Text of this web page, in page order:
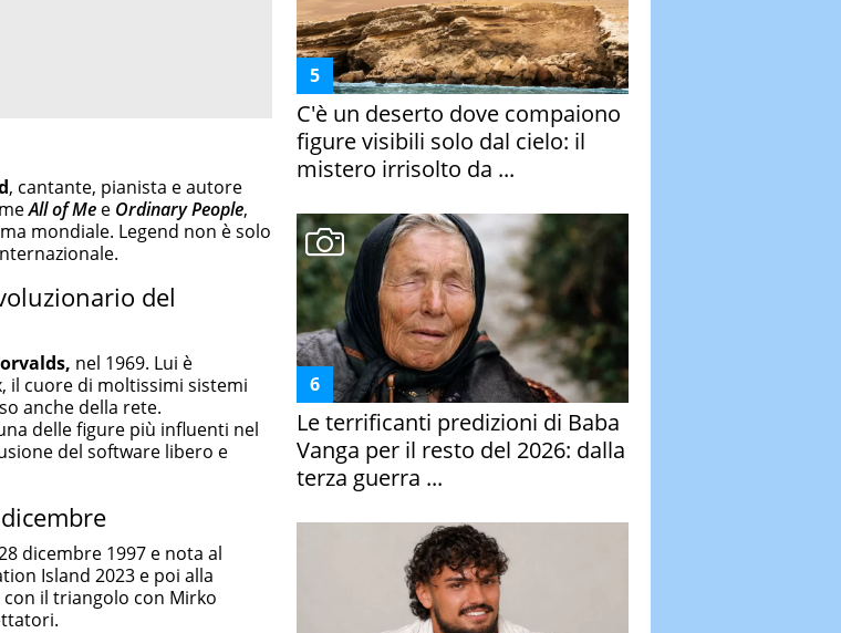
, cantante, pianista e autore
All of Me e Ordinary People,
mondiale. Legend non è solo
del
nel 1969. Lui è
il cuore di moltissimi sistemi
anche della rete.
delle figure più influenti nel
del software libero e
dicembre 1997 e nota al
Island 2023 e poi alla
con il triangolo con Mirko
C'è un deserto dove compaiono
figure visibili solo dal cielo: il
mistero irrisolto da ...
Le terrificanti predizioni di Baba
Vanga per il resto del 2026: dalla
terza guerra ...